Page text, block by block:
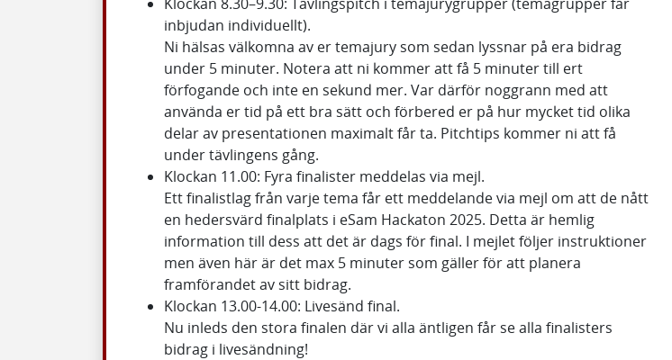
inbjudan individuellt).
Ni hälsas välkomna av er temajury som sedan lyssnar på era bidrag
under 5 minuter. Notera att ni kommer att få 5 minuter till ert
förfogande och inte en sekund mer. Var därför noggrann med att
använda er tid på ett bra sätt och förbered er på hur mycket tid olika
delar av presentationen maximalt får ta. Pitchtips kommer ni att få
under tävlingens gång.
Klockan 11.00: Fyra finalister meddelas via mejl.
Ett finalistlag från varje tema får ett meddelande via mejl om att de nått
en hedersvärd finalplats i eSam Hackaton 2025. Detta är hemlig
information till dess att det är dags för final. I mejlet följer instruktioner
men även här är det max 5 minuter som gäller för att planera
framförandet av sitt bidrag.
Klockan 13.00-14.00: Livesänd final.
Nu inleds den stora finalen där vi alla äntligen får se alla finalisters
bidrag i livesändning!